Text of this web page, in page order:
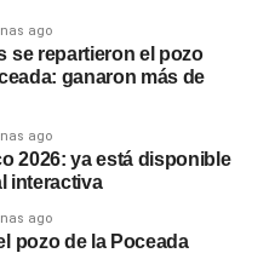
JUBILADOS
ADQUISITIVO
MÍNIMO
saltean comidas
de dinero: en el
no come, según la
esquemas de
con municipios,
para intervenir
adversas, entre las que
el control de lagunas y
de sectores que pueden
Los especialistas
estacionales deben
ago
se repartieron el pozo
ganaron más de
ago
2026: ya está disponible
interactiva
ago
pozo de la Poceada